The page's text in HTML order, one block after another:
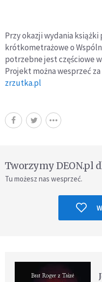
Przy okazji wydania
krótkometrażowe o
potrzebne jest częściowe
Projekt można wesprzeć
zrzutka.pl
Tworzymy DEON.pl
Tu możesz nas wesprzeć.